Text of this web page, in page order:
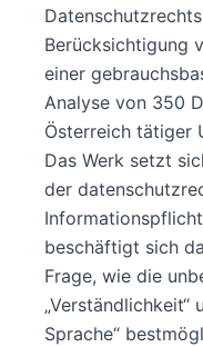
Berücksichtigung
einer
Analyse von 350
Österreich tätiger
Das Werk setzt
der
beschäftigt sich
Frage, wie die
„Verständlichkeit“
Sprache“